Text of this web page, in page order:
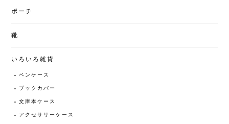
ポーチ
靴
いろいろ雑貨
ペンケース
ブックカバー
文庫本ケース
アクセサリーケース